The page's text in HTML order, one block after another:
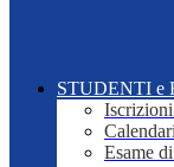
STUDENTI e
Esame